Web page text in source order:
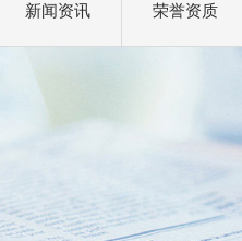
新闻资讯 荣誉资质